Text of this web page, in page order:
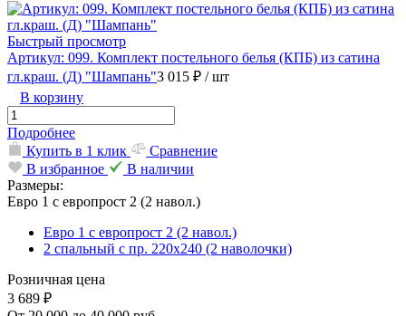
Быстрый просмотр
Артикул: 099. Комплект постельного белья (КПБ) из сатина
гл.краш. (Д) "Шампань"3 015 ₽ / шт
В корзину
Подробнее
Купить в 1 клик
Сравнение
В избранное
В наличии
Размеры:
Евро 1 с европрост 2 (2 навол.)
Евро 1 с европрост 2 (2 навол.)
2 спальный с пр. 220х240 (2 наволочки)
Розничная цена
3 689 ₽